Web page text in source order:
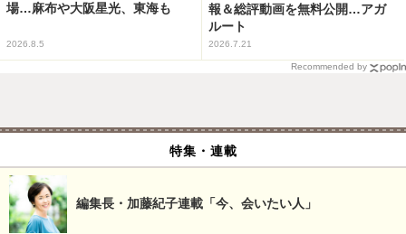
場…麻布や大阪星光、東海も
2026.8.5
報＆総評動画を無料公開…アガ
ルート
2026.7.21
Recommended by
特集・連載
編集長・加藤紀子連載「今、会いたい人」